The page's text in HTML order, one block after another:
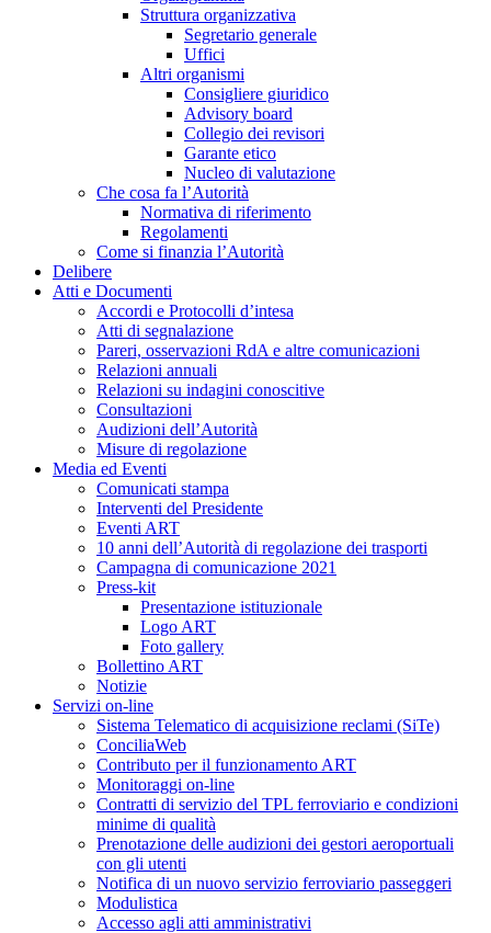
Struttura organizzativa
Segretario generale
Uffici
Altri organismi
Consigliere giuridico
Advisory board
Collegio dei revisori
Garante etico
Nucleo di valutazione
Che cosa fa l’Autorità
Normativa di riferimento
Regolamenti
Come si finanzia l’Autorità
Delibere
Atti e Documenti
Accordi e Protocolli d’intesa
Atti di segnalazione
Pareri, osservazioni RdA e altre comunicazioni
Relazioni annuali
Relazioni su indagini conoscitive
Consultazioni
Audizioni dell’Autorità
Misure di regolazione
Media ed Eventi
Comunicati stampa
Interventi del Presidente
Eventi ART
10 anni dell’Autorità di regolazione dei trasporti
Campagna di comunicazione 2021
Press-kit
Presentazione istituzionale
Logo ART
Foto gallery
Bollettino ART
Notizie
Servizi on-line
Sistema Telematico di acquisizione reclami (SiTe)
ConciliaWeb
Contributo per il funzionamento ART
Monitoraggi on-line
Contratti di servizio del TPL ferroviario e condizioni
minime di qualità
Prenotazione delle audizioni dei gestori aeroportuali
con gli utenti
Notifica di un nuovo servizio ferroviario passeggeri
Modulistica
Accesso agli atti amministrativi